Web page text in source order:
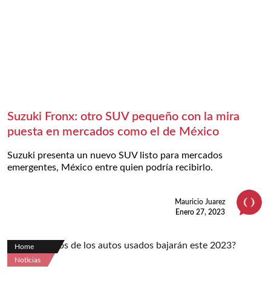
Suzuki Fronx: otro SUV pequeño con la mira
puesta en mercados como el de México
Suzuki presenta un nuevo SUV listo para mercados
emergentes, México entre quien podría recibirlo.
Mauricio Juarez
Enero 27, 2023
Home
Noticias